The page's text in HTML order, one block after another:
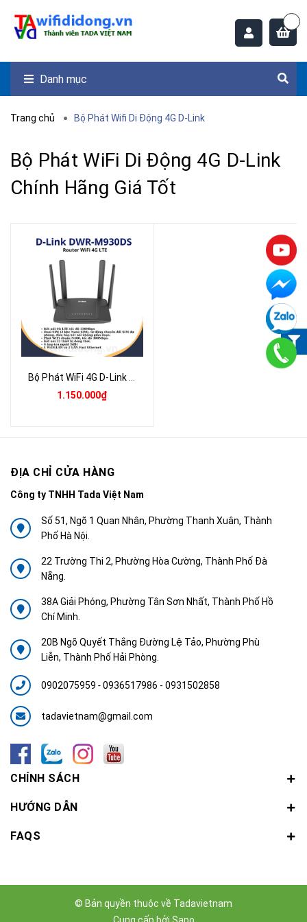
Danh mục
Trang chủ Bộ Phát Wifi Di Động 4G D-Link
Bộ Phát WiFi Di Động 4G D-Link
Chính Hãng Giá Tốt
1.150.000₫
ĐỊA CHỈ CỬA HÀNG
Công ty TNHH Tada Việt Nam
Số 51, Ngõ 1 Quan Nhân, Phường Thanh Xuân, Thành
Phố Hà Nội.
22 Trường Thi 2, Phường Hòa Cường, Thành Phố Đà
Nẵng.
38A Giải Phóng, Phường Tân Sơn Nhất, Thành Phố Hồ
Chí Minh.
20B Ngõ Quyết Thắng Đường Lệ Tảo, Phường Phù
Liễn, Thành Phố Hải Phòng.
0902075959 -0936517986 - 0931502858
tadavietnam@gmail.com
CHÍNH SÁCH
HƯỚNG DẪN
FAQS
© Bản quyền thuộc về Tadavietnam